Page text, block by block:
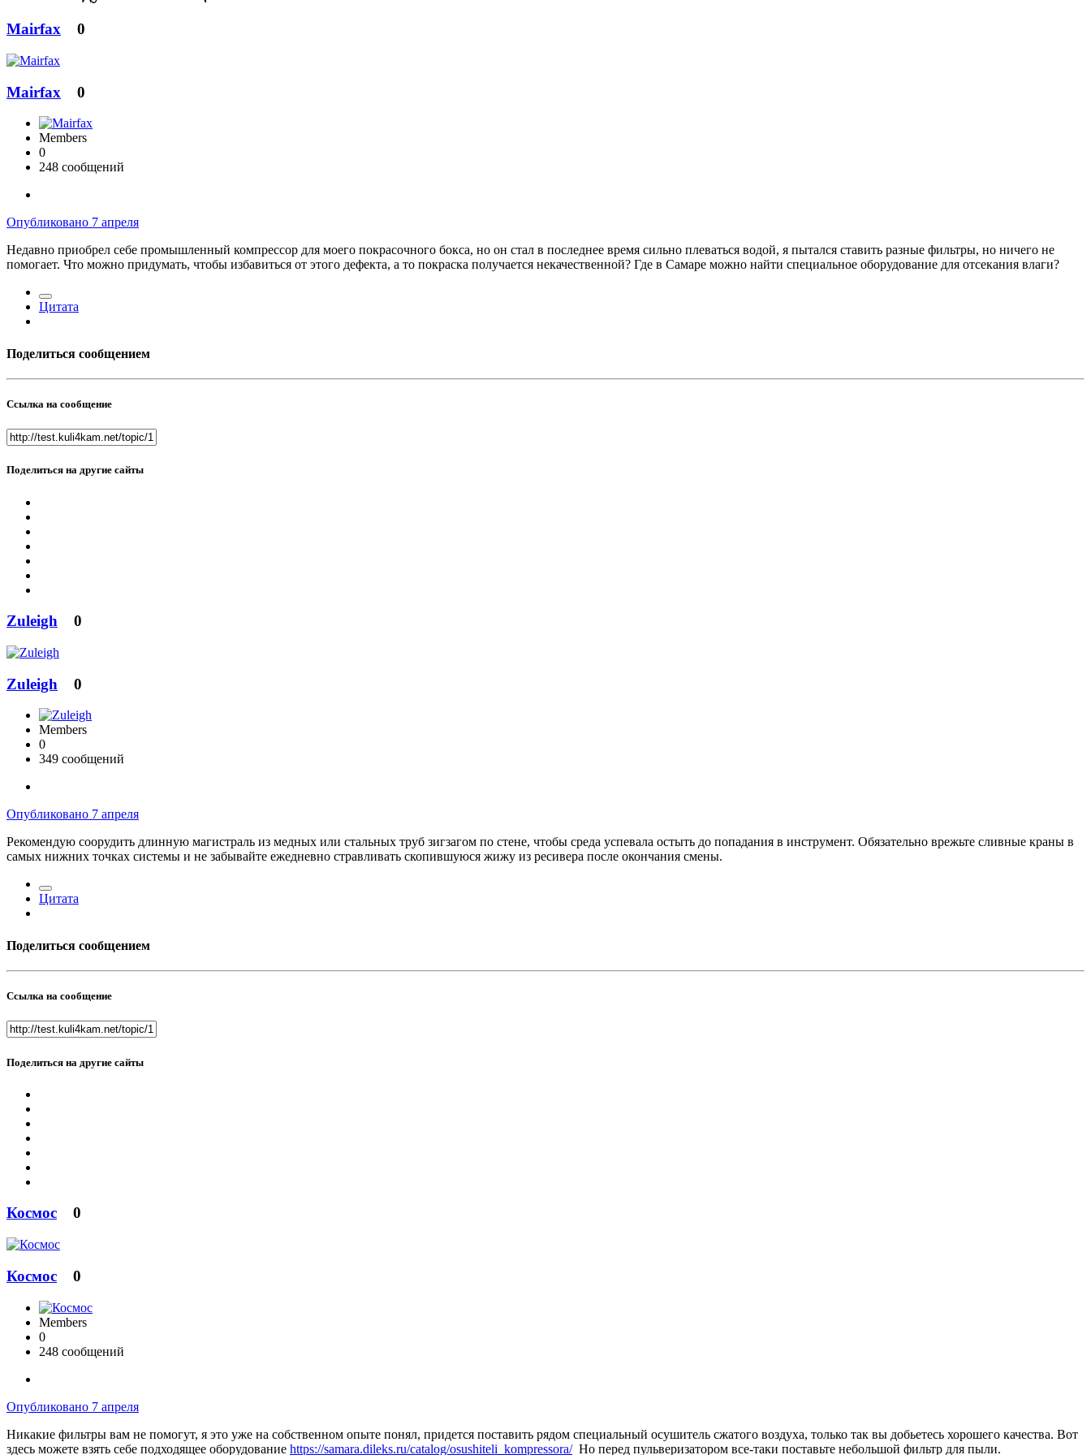
Mairfax 0
Mairfax 0
Members
0
248 сообщений
Опубликовано 7 апреля
Недавно приобрел себе промышленный компрессор для моего покрасочного бокса, но он стал в последнее время сильно плеваться водой, я пытался ставить разные фильтры, но ничего не
помогает. Что можно придумать, чтобы избавиться от этого дефекта, а то покраска получается некачественной? Где в Самаре можно найти специальное оборудование для отсекания влаги?
Цитата
Поделиться сообщением
Ссылка на сообщение
Поделиться на другие сайты
Zuleigh 0
Zuleigh 0
Members
0
349 сообщений
Опубликовано 7 апреля
Рекомендую соорудить длинную магистраль из медных или стальных труб зигзагом по стене, чтобы среда успевала остыть до попадания в инструмент. Обязательно врежьте сливные краны в
самых нижних точках системы и не забывайте ежедневно стравливать скопившуюся жижу из ресивера после окончания смены.
Цитата
Поделиться сообщением
Ссылка на сообщение
Поделиться на другие сайты
Космос 0
Космос 0
Members
0
248 сообщений
Опубликовано 7 апреля
Никакие фильтры вам не помогут, я это уже на собственном опыте понял, придется поставить рядом специальный осушитель сжатого воздуха, только так вы добьетесь хорошего качества. Вот
здесь можете взять себе подходящее оборудование https://samara.dileks.ru/catalog/osushiteli_kompressora/ Но перед пульверизатором все-таки поставьте небольшой фильтр для пыли.